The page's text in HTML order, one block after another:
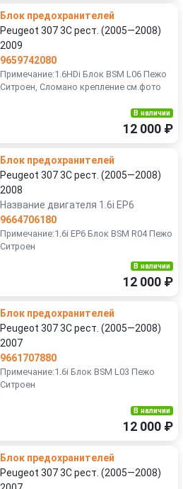
Блок предохранителей
Peugeot 307 3C рест. (2005—2008)
2009
9659742080
Примечание:1.6HDi Блок BSM L06 Пежо
Ситроен, Сломано крепление см.фото
В наличии
12 000 ₽
Блок предохранителей
Peugeot 307 3C рест. (2005—2008)
2008
Название двигателя 1.6i EP6
9664706180
Примечание:1.6i EP6 Блок BSM R04 Пежо
Ситроен
В наличии
12 000 ₽
Блок предохранителей
Peugeot 307 3C рест. (2005—2008)
2007
9661707880
Примечание:1.6i Блок BSM L03 Пежо
Ситроен
В наличии
12 000 ₽
Блок предохранителей
Peugeot 307 3C рест. (2005—2008)